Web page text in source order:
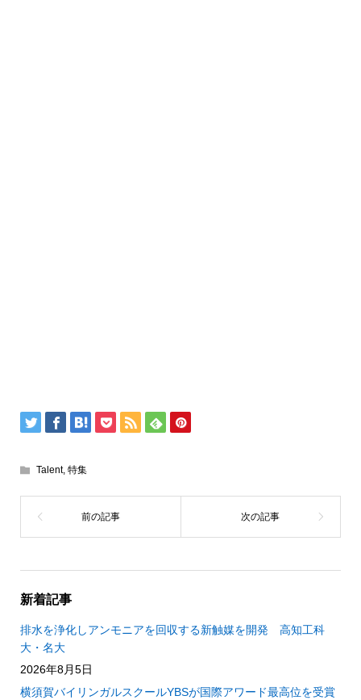
Talent, 特集
新着記事
排水を浄化しアンモニアを回収する新触媒を開発 高知工科
大・名大
2026年8月5日
横須賀バイリンガルスクールYBSが国際アワード最高位を受賞